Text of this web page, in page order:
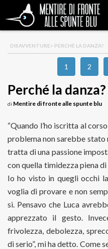
DISAVVENTURE> PERCHÉ LA DANZA?
1 2
Perché la danza?
di Mentire di fronte alle spunte blu
“Quando l’ho iscritta al
problema non sarebbe
tratta di una passione
con quella timidezza piena
Io ho visto in quegli occhi
voglia di provare e non
sì. Pensavo che Luca
apprezzato il gesto.
frivolezza, debolezza,
di serio”, mi ha detto. Come